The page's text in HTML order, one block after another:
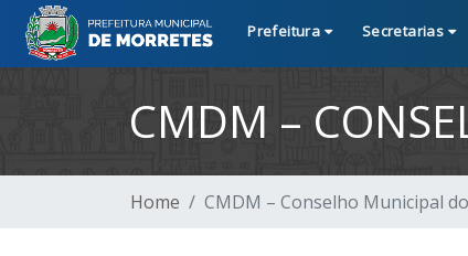
Prefeitura Secretarias
CMDM –
Home CMDM – Conselho Municipal